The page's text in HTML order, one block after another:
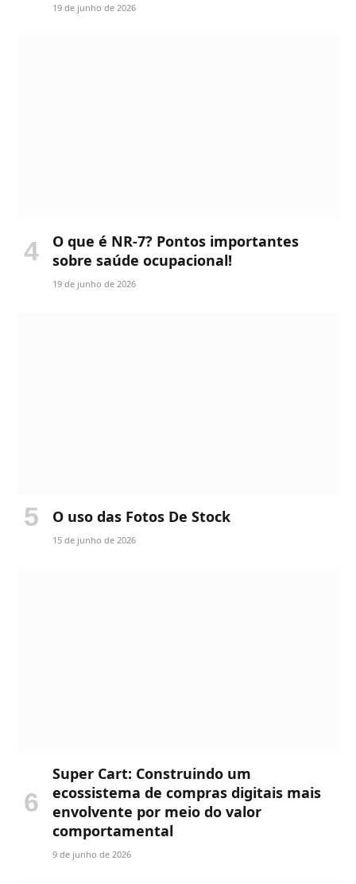
19 de junho de 2026
O que é NR-7? Pontos importantes
sobre saúde ocupacional!
19 de junho de 2026
O uso das Fotos De Stock
15 de junho de 2026
Super Cart: Construindo um
ecossistema de compras digitais mais
envolvente por meio do valor
comportamental
9 de junho de 2026